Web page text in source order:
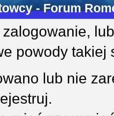
- Forum
zalogowanie,
powody takiej
lub nie